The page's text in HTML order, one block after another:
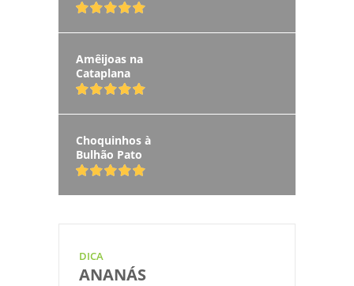
Amêijoas na
Cataplana
Choquinhos à
Bulhão Pato
DICA
ANANÁS